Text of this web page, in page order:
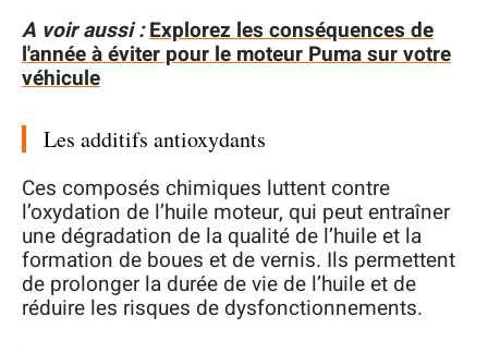
A voir aussi : Explorez les conséquences de
l'année à éviter pour le moteur Puma sur votre
véhicule
Les additifs antioxydants
Ces composés chimiques luttent contre
l’oxydation de l’huile moteur, qui peut entraîner
une dégradation de la qualité de l’huile et la
formation de boues et de vernis. Ils permettent
de prolonger la durée de vie de l’huile et de
réduire les risques de dysfonctionnements.